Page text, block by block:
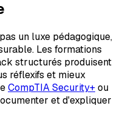
un luxe pédagogique,
Les formations
structurés produisent
réflexifs et mieux
CompTIA Security+ou
et d'expliquer